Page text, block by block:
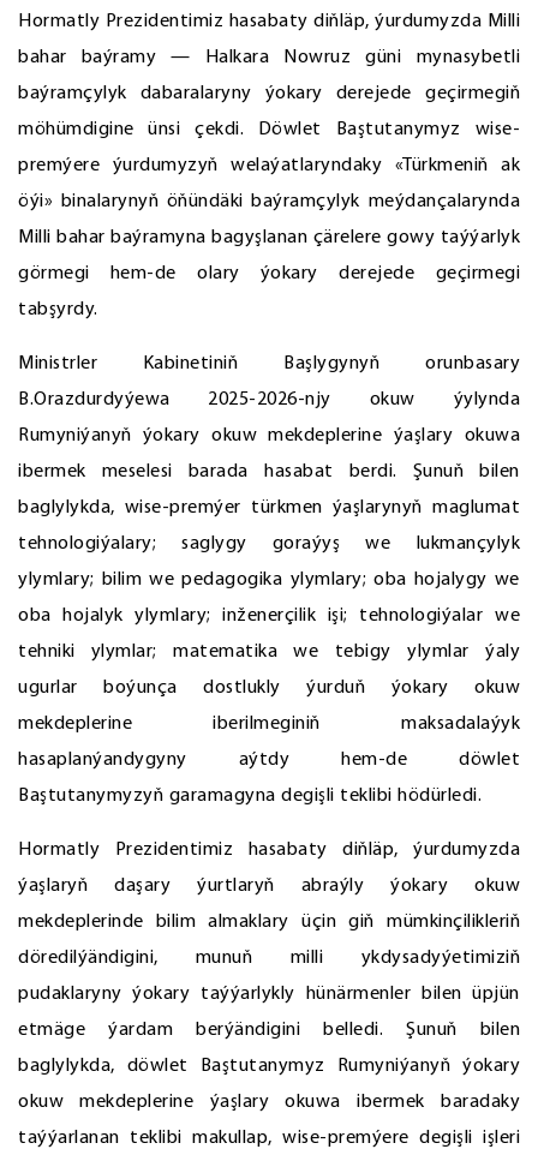
Hormatly Prezidentimiz hasabaty diňläp, ýurdumyzda Milli
bahar baýramy — Halkara Nowruz güni mynasybetli
baýramçylyk dabaralaryny ýokary derejede geçirmegiň
möhümdigine ünsi çekdi. Döwlet Baştutanymyz wise-
premýere ýurdumyzyň welaýatlaryndaky «Türkmeniň ak
öýi» binalarynyň öňündäki baýramçylyk meýdançalarynda
Milli bahar baýramyna bagyşlanan çärelere gowy taýýarlyk
görmegi hem-de olary ýokary derejede geçirmegi
tabşyrdy.
Ministrler Kabinetiniň Başlygynyň orunbasary
B.Orazdurdyýewa 2025-2026-njy okuw ýylynda
Rumyniýanyň ýokary okuw mekdeplerine ýaşlary okuwa
ibermek meselesi barada hasabat berdi. Şunuň bilen
baglylykda, wise-premýer türkmen ýaşlarynyň maglumat
tehnologiýalary; saglygy goraýyş we lukmançylyk
ylymlary; bilim we pedagogika ylymlary; oba hojalygy we
oba hojalyk ylymlary; inženerçilik işi; tehnologiýalar we
tehniki ylymlar; matematika we tebigy ylymlar ýaly
ugurlar boýunça dostlukly ýurduň ýokary okuw
mekdeplerine iberilmeginiň maksadalaýyk
hasaplanýandygyny aýtdy hem-de döwlet
Baştutanymyzyň garamagyna degişli teklibi hödürledi.
Hormatly Prezidentimiz hasabaty diňläp, ýurdumyzda
ýaşlaryň daşary ýurtlaryň abraýly ýokary okuw
mekdeplerinde bilim almaklary üçin giň mümkinçilikleriň
döredilýändigini, munuň milli ykdysadyýetimiziň
pudaklaryny ýokary taýýarlykly hünärmenler bilen üpjün
etmäge ýardam berýändigini belledi. Şunuň bilen
baglylykda, döwlet Baştutanymyz Rumyniýanyň ýokary
okuw mekdeplerine ýaşlary okuwa ibermek baradaky
taýýarlanan teklibi makullap, wise-premýere degişli işleri